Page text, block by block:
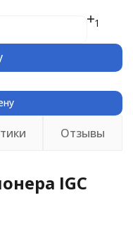
1
Отзывы
IGC